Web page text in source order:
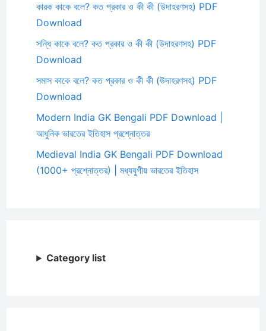
কারক কাকে বলে? কত প্রকার ও কী কী (উদাহরণসহ) PDF
Download
সন্ধি কাকে বলে? কত প্রকার ও কী কী (উদাহরণসহ) PDF
Download
সমাস কাকে বলে? কত প্রকার ও কী কী (উদাহরণসহ) PDF
Download
Modern India GK Bengali PDF Download |
আধুনিক ভারতের ইতিহাস প্রশ্নোত্তর
Medieval India GK Bengali PDF Download
(1000+ প্রশ্নোত্তর) | মধ্যযুগীয় ভারতের ইতিহাস
Category list